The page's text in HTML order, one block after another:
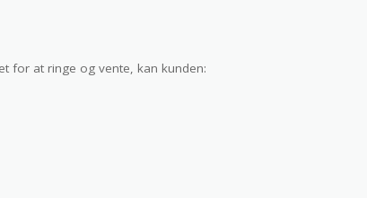
for at ringe og vente, kan kunden: